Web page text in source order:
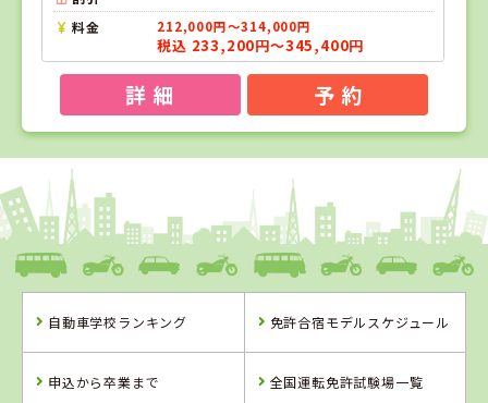
料金
212,000円～314,000円
税込 233,200円～345,400円
詳 細 予 約
1
愛媛県
八幡浜自動車教習所
習所
校
自動車学校ランキング 免許合宿モデルスケジュール
申込から卒業まで 全国運転免許試験場一覧